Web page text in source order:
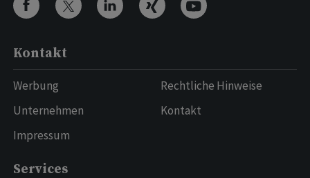
Kontakt
Werbung
Unternehmen
Impressum
Rechtliche Hinweise
Kontakt
Services